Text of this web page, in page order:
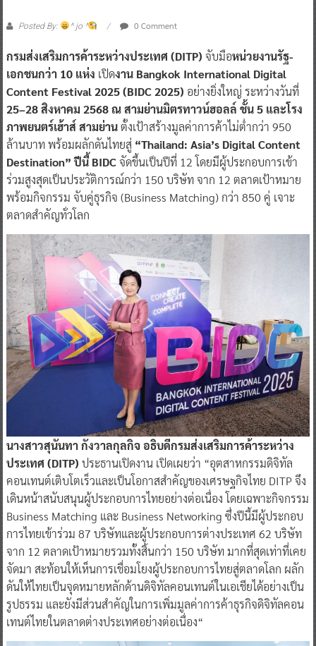
Posted By: ^ jo ^ 0 Comment
กรมส่งเสริมการค้าระหว่างประเทศ (DITP) จับมือหน่วยงานรัฐ-
เอกชนกว่า 10 แห่ง เปิดงาน Bangkok International Digital
Content Festival 2025 (BIDC 2025) อย่างยิ่งใหญ่ ระหว่างวันที่
25–28 สิงหาคม 2568 ณ สามย่านมิตรทาวน์ฮอลล์ ชั้น 5 และโรง
ภาพยนตร์เฮ้าส์ สามย่านตั้งเป้าสร้างมูลค่าการค้าไม่ต่ำกว่า 950
ล้านบาท พร้อมผลักดันไทยสู่ “Thailand: Asia’s Digital Content
Destination” ปีนี้ BIDCจัดขึ้นเป็นปีที่ 12 โดยมีผู้ประกอบการเข้า
ร่วมสูงสุดเป็นประวัติการณ์กว่า 150 บริษัท จาก 12 ตลาดเป้าหมาย
พร้อมกิจกรรม จับคู่ธุรกิจ (Business Matching) กว่า 850 คู่ เจาะ
ตลาดสำคัญทั่วโลก
นางสาวสุนันทา กังวาลกุลกิจ อธิบดีกรมส่งเสริมการค้าระหว่าง
ประเทศ (DITP) ประธานเปิดงาน เปิดเผยว่า “อุตสาหกรรมดิจิทัล
คอนเทนต์เติบโตเร็วและเป็นโอกาสสำคัญของเศรษฐกิจไทย DITP จึง
เดินหน้าสนับสนุนผู้ประกอบการไทยอย่างต่อเนื่อง โดยเฉพาะกิจกรรม
Business Matching และ Business Networking ซึ่งปีนี้มีผู้ประกอบ
การไทยเข้าร่วม 87 บริษัทและผู้ประกอบการต่างประเทศ 62 บริษัท
จาก 12 ตลาดเป้าหมายรวมทั้งสิ้นกว่า 150 บริษัท มากที่สุดเท่าที่เคย
จัดมา สะท้อนให้เห็นการเชื่อมโยงผู้ประกอบการไทยสู่ตลาดโลก ผลัก
ดันให้ไทยเป็นจุดหมายหลักด้านดิจิทัลคอนเทนต์ในเอเชียได้อย่างเป็น
รูปธรรม และยังมีส่วนสำคัญในการเพิ่มมูลค่าการค้าธุรกิจดิจิทัลคอน
เทนต์ไทยในตลาดต่างประเทศอย่างต่อเนื่อง“